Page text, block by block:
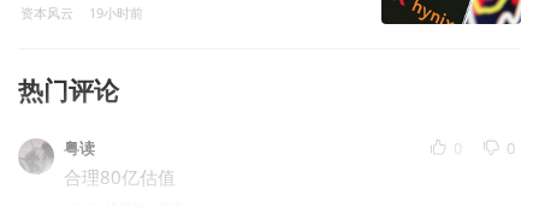
资本风云 19小时前
热门评论
粤读 0 0
合理80亿估值